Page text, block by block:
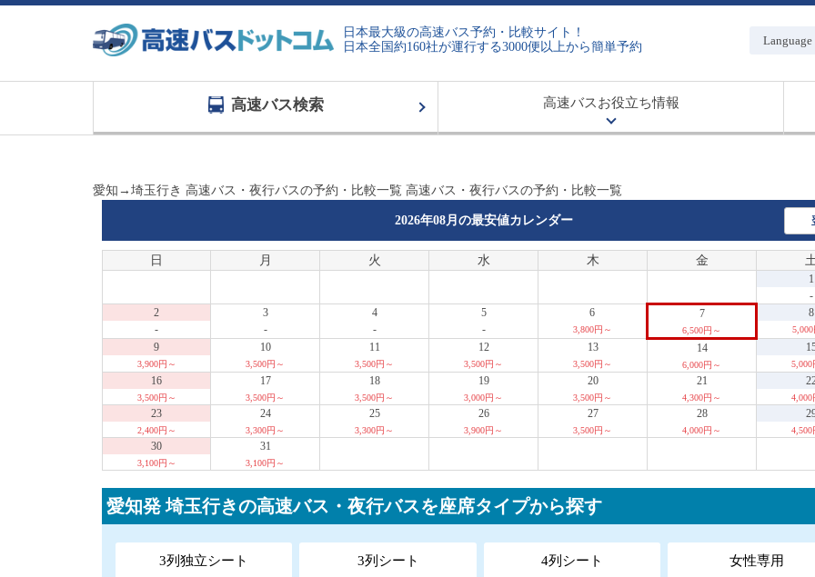
日本最大級の高速バス予約・比較サイト！
日本全国約160社が運行する3000便以上から簡単予約
Language
高速バス検索 高速バスお役立ち情報
愛知→埼玉行き 高速バス・夜行バスの予約・比較一覧 高速バス・夜行バスの予約・比較一覧
2026年08月の最安値カレンダー
日 月 火 水 木 金
1
-
2
-
3
-
4
-
5
-
6
3,800円～
7
6,500円～
8
9
3,900円～
10
3,500円～
11
3,500円～
12
3,500円～
13
3,500円～
14
6,000円～ 5,000
16
3,500円～
17
3,500円～
18
3,500円～
19
3,000円～
20
3,500円～
21
4,300円～ 4,000
23
2,400円～
24
3,300円～
25
3,300円～
26
3,900円～
27
3,500円～
28
4,000円～ 4,500
30
3,100円～
31
3,100円～
愛知発 埼玉行きの高速バス・夜行バスを座席タイプから探す
3列独立シート 3列シート 4列シート 女性専用